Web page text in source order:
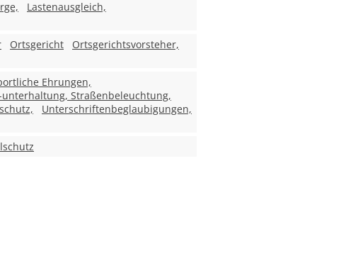
Lastenausgleich,
Ortsgericht
Ortsgerichtsvorsteher,
Ehrungen,
Straßenbeleuchtung,
Unterschriftenbeglaubigungen,